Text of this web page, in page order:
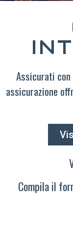
Assicurati
assicurazione
Compila il